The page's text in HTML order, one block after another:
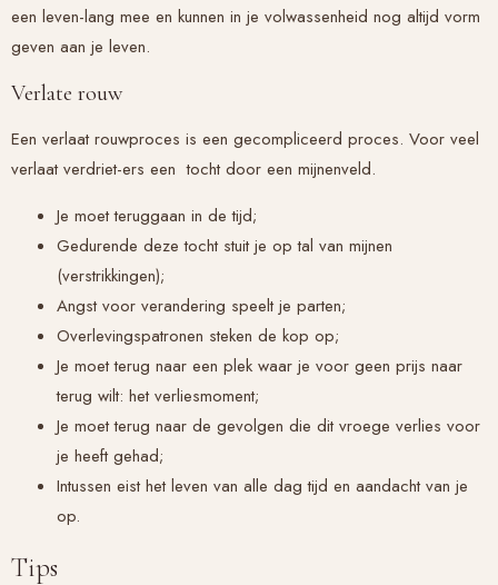
een leven-lang mee en kunnen in je volwassenheid nog altijd vorm
geven aan je leven.
Verlate rouw
Een verlaat rouwproces is een gecompliceerd proces. Voor veel
verlaat verdriet-ers een tocht door een mijnenveld.
Je moet teruggaan in de tijd;
Gedurende deze tocht stuit je op tal van mijnen
(verstrikkingen);
Angst voor verandering speelt je parten;
Overlevingspatronen steken de kop op;
Je moet terug naar een plek waar je voor geen prijs naar
terug wilt: het verliesmoment;
Je moet terug naar de gevolgen die dit vroege verlies voor
je heeft gehad;
Intussen eist het leven van alle dag tijd en aandacht van je
op.
Tips